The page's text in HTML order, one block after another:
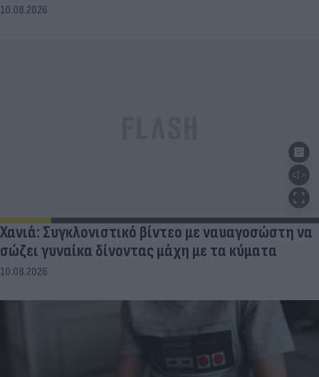
10.08.2026
Χανιά: Συγκλονιστικό βίντεο με ναυαγοσώστη να
σώζει γυναίκα δίνοντας μάχη με τα κύματα
10.08.2026